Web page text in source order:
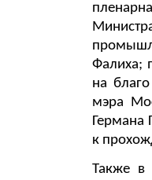
Фалиха;
на
мэра
Германа
к
Также в